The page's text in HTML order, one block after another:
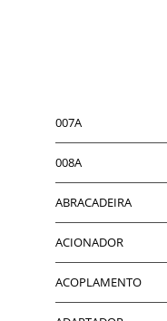
007A
008A
ABRACADEIRA
ACIONADOR
ACOPLAMENTO